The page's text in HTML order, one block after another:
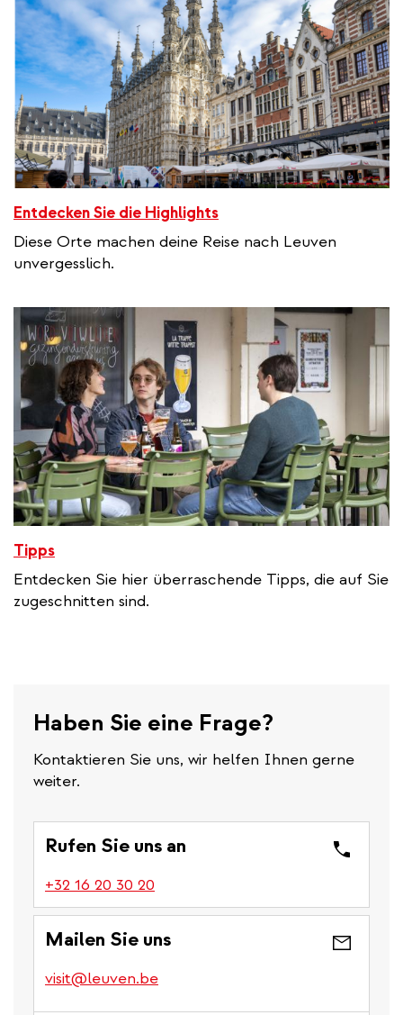
Entdecken Sie die Highlights
Diese Orte machen deine Reise nach Leuven
unvergesslich.
Tipps
Entdecken Sie hier überraschende Tipps, die auf Sie
zugeschnitten sind.
Haben Sie eine Frage?
Kontaktieren Sie uns, wir helfen Ihnen gerne
weiter.
Rufen Sie uns an
+32 16 20 30 20
is
phone
number)
Mailen Sie uns
visit@leuven.be